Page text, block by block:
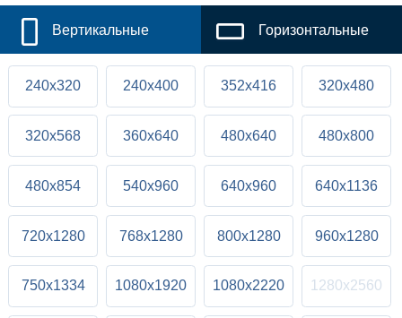
Вертикальные Горизонтальные
240x320 240x400 352x416 320x480
320x568 360x640 480x640 480x800
480x854 540x960 640x960 640x1136
720x1280 768x1280 800x1280 960x1280
750x1334 1080x1920 1080x2220 1280x2560